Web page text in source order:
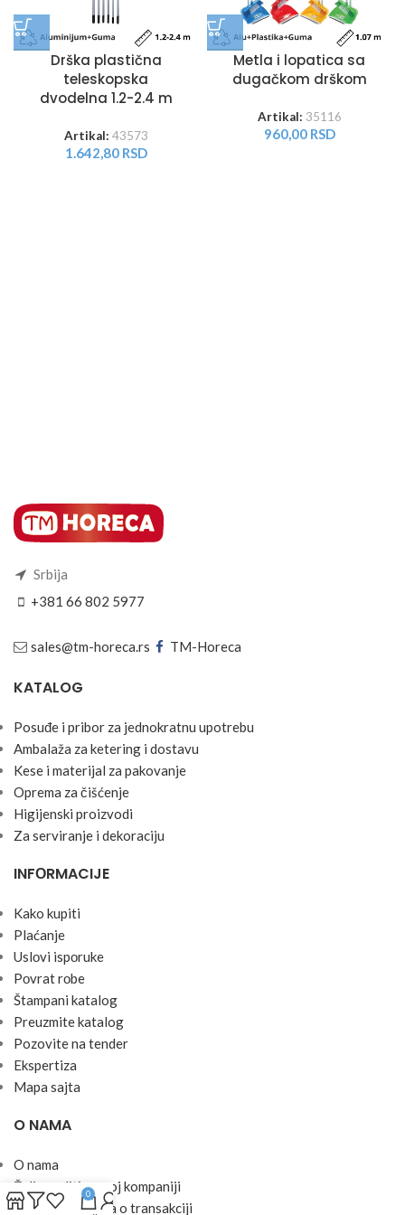
Drška plastična
teleskopska
dvodelna 1.2-2.4 m
Artikal: 43573
1.642,80 RSD
Metla i lopatica sa
dugačkom drškom
Artikal: 35116
960,00 RSD
Srbija
+381 66 802 5977
sales@tm-horeca.rs TM-Horeca
KATALOG
Posuđe i pribor za jednokratnu upotrebu
Ambalaža za ketering i dostavu
Kese i materijal za pakovanje
Oprema za čišćenje
Higijenski proizvodi
Za serviranje i dekoraciju
INFОRMACIJE
Kako kupiti
Plaćanje
Uslоvi ispоruke
Pоvrat rоbe
Štampani katalog
Preuzmite katalog
Pozovite na tender
Ekspertiza
Mapa sajta
O NAMA
O nama
Želim raditi u ovoj kompaniji
Zaštita podataka o transakciji
0